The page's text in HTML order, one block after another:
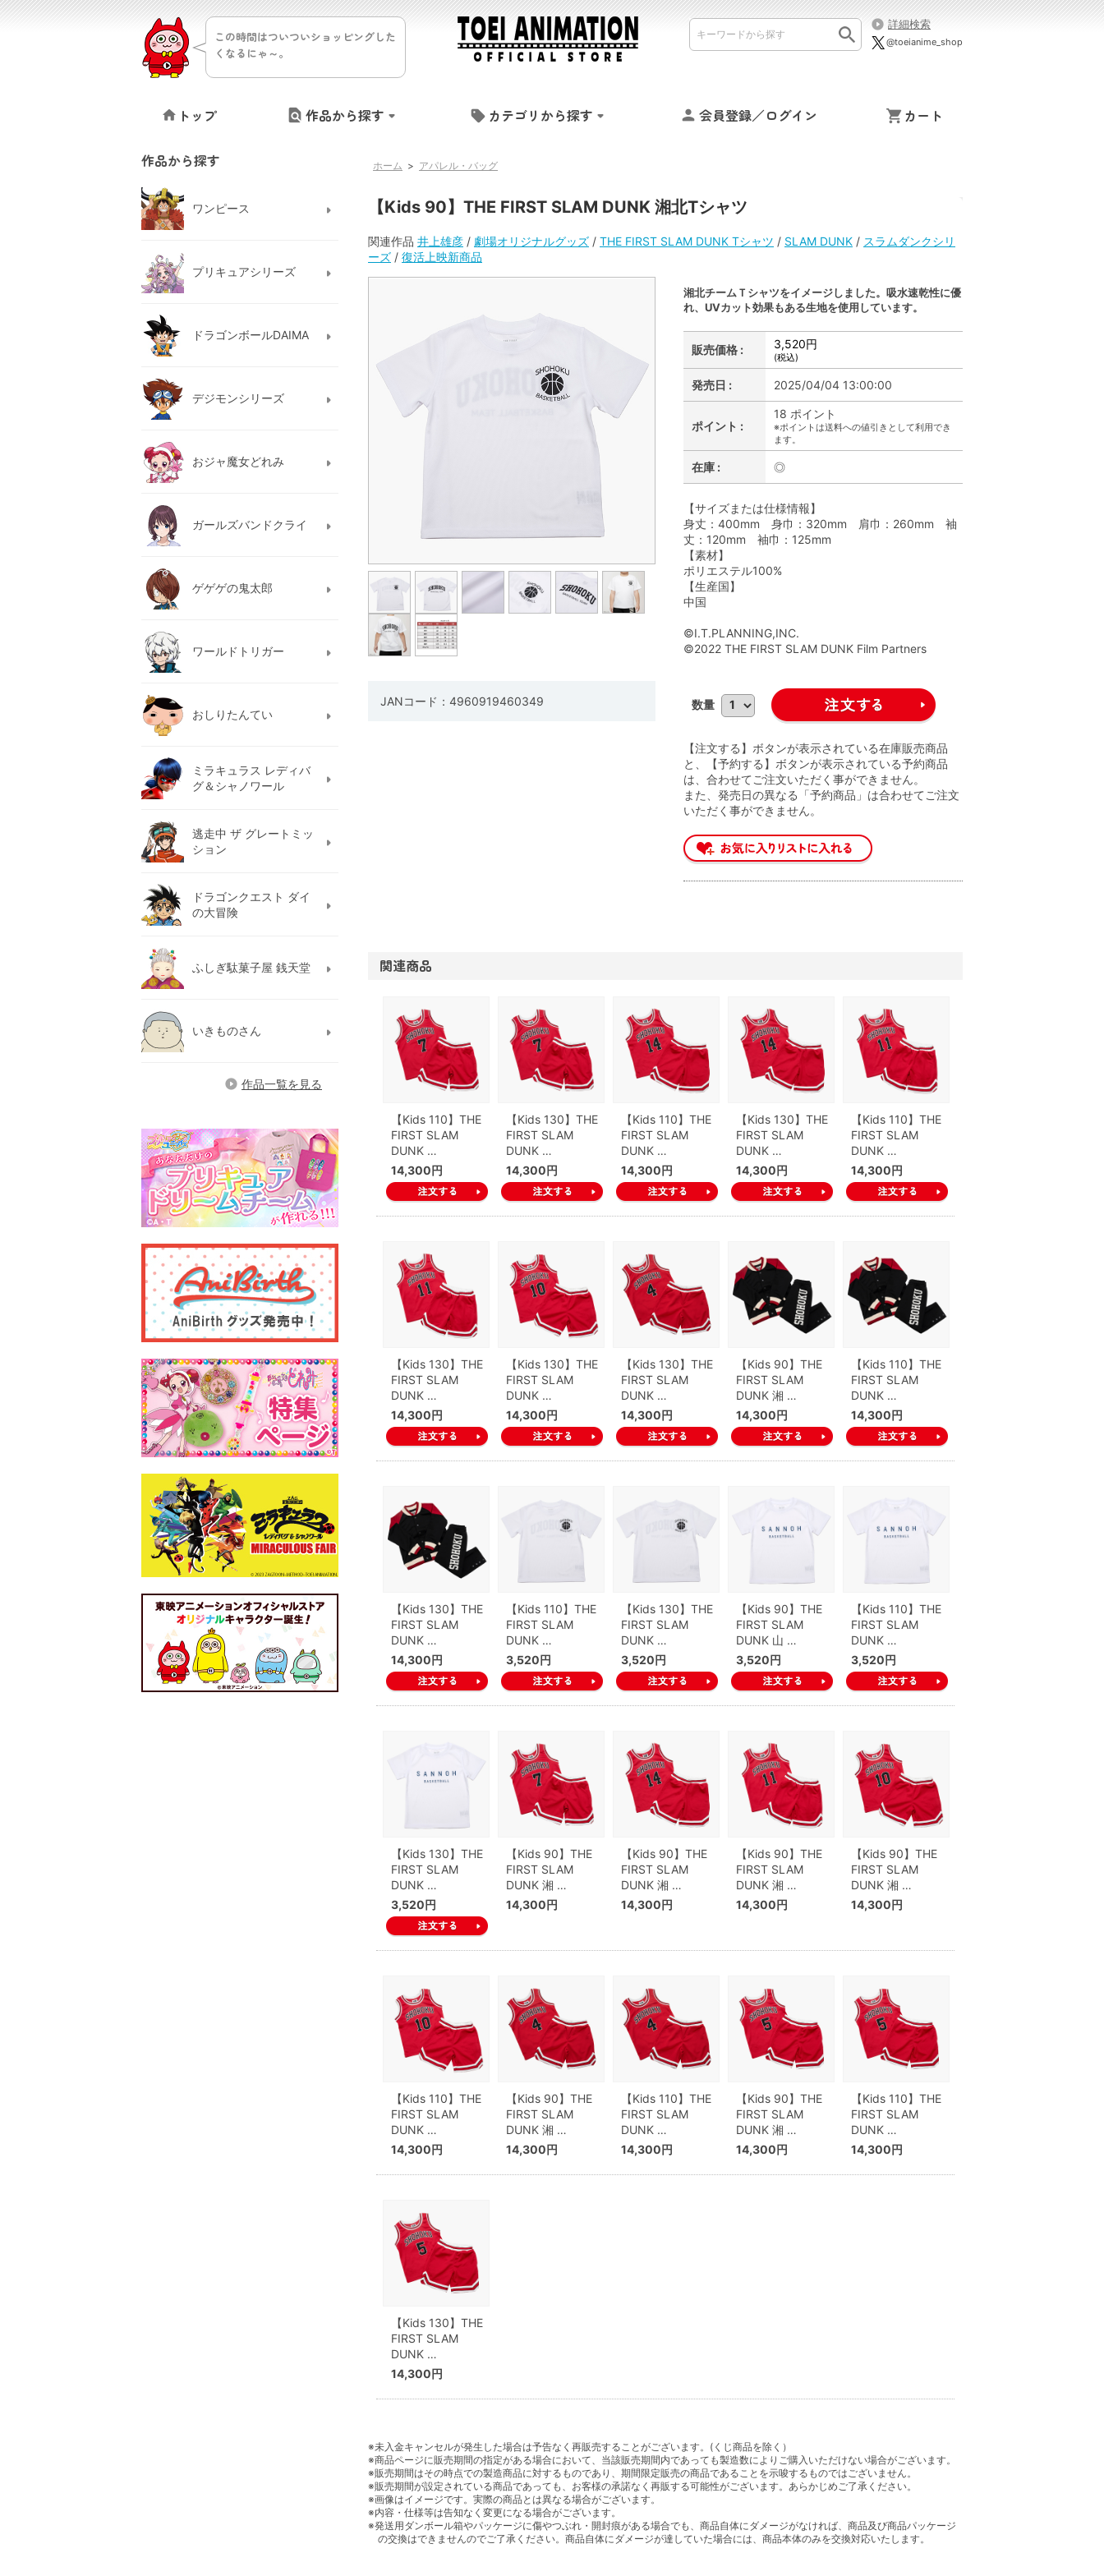
この時間はついついショッピングした
くなるにゃ～。
詳細検索
@toeianime_shop
トップ 作品から探す カテゴリから探す 会員登録／ログイン カート
ホーム > アパレル・バッグ
【Kids 90】THE FIRST SLAM DUNK 湘北Tシャツ
関連作品 井上雄彦 / 劇場オリジナルグッズ / THE FIRST SLAM DUNK Tシャツ / SLAM DUNK / スラムダンクシリ
ーズ / 復活上映新商品
JANコード：4960919460349
湘北チームＴシャツをイメージしました。吸水速乾性に優
れ、UVカット効果もある生地を使用しています。
販売価格 : 3,520円
(税込)
発売日 : 2025/04/04 13:00:00
ポイント :
18 ポイント
※ポイントは送料への値引きとして利用でき
ます。
在庫 : ◎
【サイズまたは仕様情報】
身丈：400mm 身巾：320mm 肩巾：260mm 袖
丈：120mm 袖巾：125mm
【素材】
ポリエステル100%
【生産国】
中国
©I.T.PLANNING,INC.
©2022 THE FIRST SLAM DUNK Film Partners
数量
【注文する】ボタンが表示されている在庫販売商品
と、【予約する】ボタンが表示されている予約商品
は、合わせてご注文いただく事ができません。
また、発売日の異なる「予約商品」は合わせてご注文
いただく事ができません。
関連商品
【Kids 110】THE
FIRST SLAM
DUNK …
14,300円
【Kids 130】THE
FIRST SLAM
DUNK …
14,300円
【Kids 110】THE
FIRST SLAM
DUNK …
14,300円
【Kids 130】THE
FIRST SLAM
DUNK …
14,300円
【Kids 110】THE
FIRST SLAM
DUNK …
14,300円
【Kids 130】THE
FIRST SLAM
DUNK …
14,300円
【Kids 130】THE
FIRST SLAM
DUNK …
14,300円
【Kids 130】THE
FIRST SLAM
DUNK …
14,300円
【Kids 90】THE
FIRST SLAM
DUNK 湘 …
14,300円
【Kids 110】THE
FIRST SLAM
DUNK …
14,300円
【Kids 130】THE
FIRST SLAM
DUNK …
14,300円
【Kids 110】THE
FIRST SLAM
DUNK …
3,520円
【Kids 130】THE
FIRST SLAM
DUNK …
3,520円
【Kids 90】THE
FIRST SLAM
DUNK 山 …
3,520円
【Kids 110】THE
FIRST SLAM
DUNK …
3,520円
【Kids 130】THE
FIRST SLAM
DUNK …
3,520円
【Kids 90】THE
FIRST SLAM
DUNK 湘 …
14,300円
【Kids 90】THE
FIRST SLAM
DUNK 湘 …
14,300円
【Kids 90】THE
FIRST SLAM
DUNK 湘 …
14,300円
【Kids 90】THE
FIRST SLAM
DUNK 湘 …
14,300円
【Kids 110】THE
FIRST SLAM
DUNK …
14,300円
【Kids 90】THE
FIRST SLAM
DUNK 湘 …
14,300円
【Kids 110】THE
FIRST SLAM
DUNK …
14,300円
【Kids 90】THE
FIRST SLAM
DUNK 湘 …
14,300円
【Kids 110】THE
FIRST SLAM
DUNK …
14,300円
【Kids 130】THE
FIRST SLAM
DUNK …
14,300円
※未入金キャンセルが発生した場合は予告なく再販売することがございます。(くじ商品を除く）
※商品ページに販売期間の指定がある場合において、当該販売期間内であっても製造数によりご購入いただけない場合がございます。
※販売期間はその時点での製造商品に対するものであり、期間限定販売の商品であることを示唆するものではございません。
※販売期間が設定されている商品であっても、お客様の承諾なく再販する可能性がございます。あらかじめご了承ください。
※画像はイメージです。実際の商品とは異なる場合がございます。
※内容・仕様等は告知なく変更になる場合がございます。
※発送用ダンボール箱やパッケージに傷やつぶれ・開封痕がある場合でも、商品自体にダメージがなければ、商品及び商品パッケージ
の交換はできませんのでご了承ください。商品自体にダメージが達していた場合には、商品本体のみを交換対応いたします。
作品から探す
ワンピース
プリキュアシリーズ
ドラゴンボールDAIMA
デジモンシリーズ
おジャ魔女どれみ
ガールズバンドクライ
ゲゲゲの鬼太郎
ワールドトリガー
おしりたんてい
ミラキュラス レディバ
グ＆シャノワール
逃走中 ザ グレートミッ
ション
ドラゴンクエスト ダイ
の大冒険
ふしぎ駄菓子屋 銭天堂
いきものさん
作品一覧を見る